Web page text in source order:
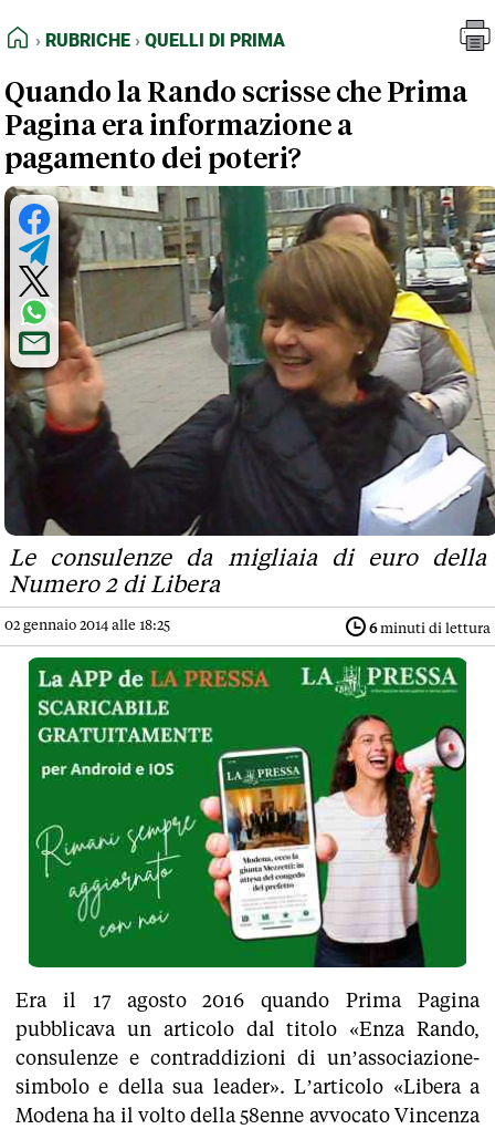
FEED RSS
NORMATIVE DEONTOLOGICHE
TERMINI e CONDIZIONI
Rubriche
Quelli di Prima
HOME
RUBRICHE QUELLI DI PRIMA
Quando la Rando scrisse che Prima
Pagina era informazione a
pagamento dei poteri?
Le consulenze da migliaia di euro della
Numero 2 di Libera
02 gennaio 2014 alle 18:25 6minuti di lettura
Era il 17 agosto 2016 quando Prima Pagina
pubblicava un articolo dal titolo «Enza Rando,
consulenze e contraddizioni di un’associazione-
simbolo e della sua leader». L’articolo «Libera a
Modena ha il volto della 58enne avvocato Vincenza